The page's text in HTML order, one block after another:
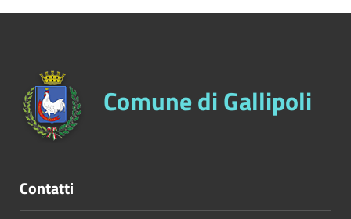
Comune di Gallipoli
Contatti